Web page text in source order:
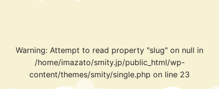
Warning: Attempt to read property "slug" on null in
/home/imazato/smity.jp/public_html/wp-
content/themes/smity/single.php on line 23